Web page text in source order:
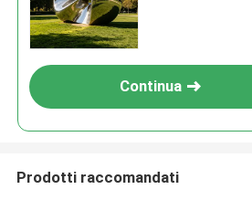
Continua
Prodotti raccomandati